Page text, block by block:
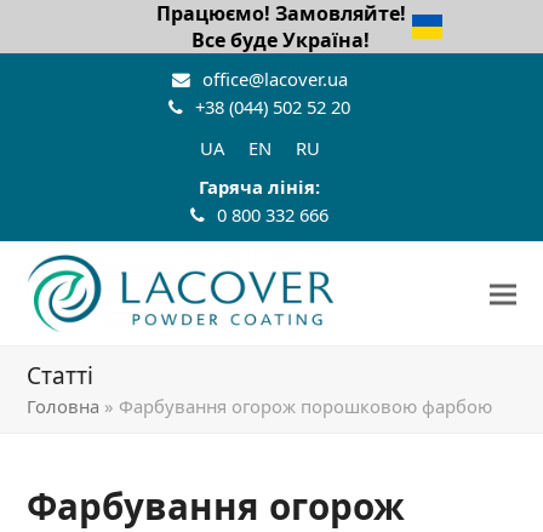
Працюємо! Замовляйте!
Все буде Україна!
office@lacover.ua
+38 (044) 502 52 20
UA
EN
RU
Гаряча лінія:
0 800 332 666
Статті
Головна » Фарбування огорож порошковою фарбою
Фарбування огорож